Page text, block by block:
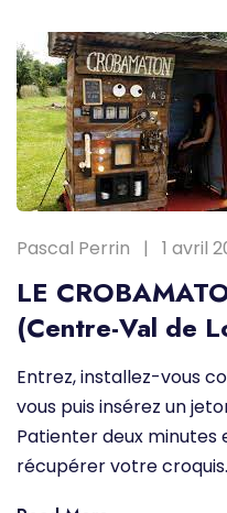
Pascal Perrin 1 avril
LE
(Centre-Val de
Entrez, installez-vous
vous puis insérez un
Patienter deux minutes
récupérer votre